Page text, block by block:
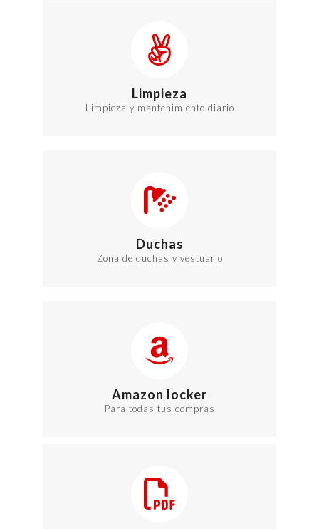
Limpieza
Limpieza y mantenimiento diario
Duchas
Zona de duchas y vestuario
Amazon locker
Para todas tus compras